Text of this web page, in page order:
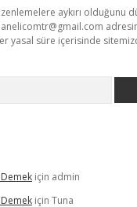
aykırı olduğunu
yasal süre içerisinde
için admin
için Tuna